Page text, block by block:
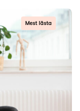
Mest lästa